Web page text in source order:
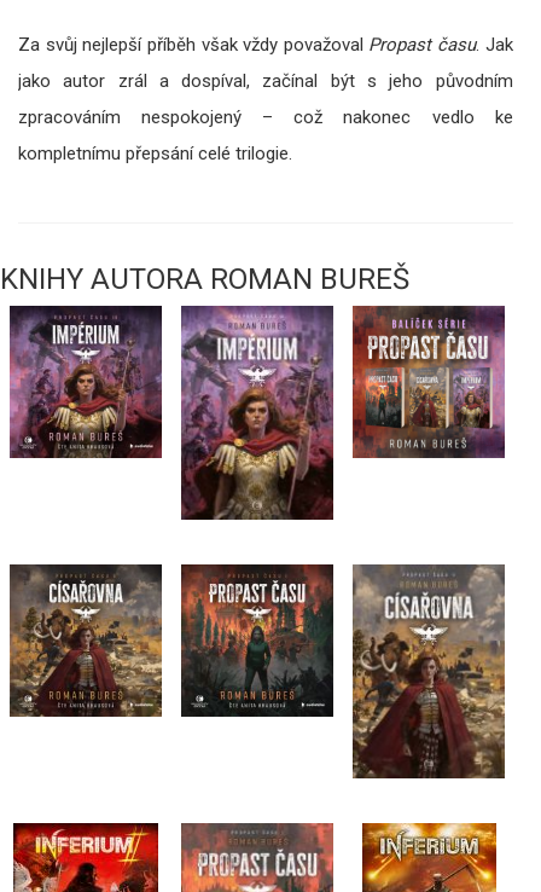
Za svůj nejlepší příběh však vždy považoval Propast času. Jak
jako autor zrál a dospíval, začínal být s jeho původním
zpracováním nespokojený – což nakonec vedlo ke
kompletnímu přepsání celé trilogie.
KNIHY AUTORA ROMAN BUREŠ